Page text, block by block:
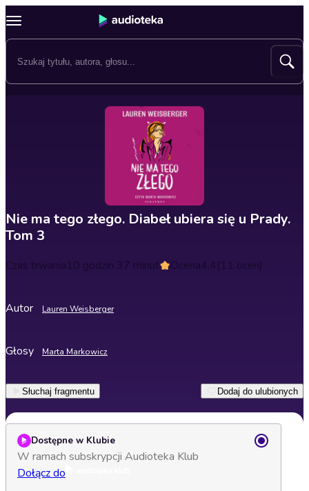
Nie ma tego złego. Diabeł ubiera się u Prady.
Tom 3
Czas trwania10 godzin 37 minut Ocena4.4(11 ocen)
Autor Lauren Weisberger
Głosy Marta Markowicz
Słuchaj fragmentu Dodaj do ulubionych
Dostępne w Klubie
W ramach subskrypcji Audioteka Klub
Dołącz do